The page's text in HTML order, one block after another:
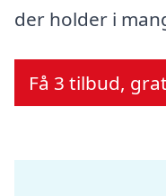
der holder i
Få 3 tilbud,